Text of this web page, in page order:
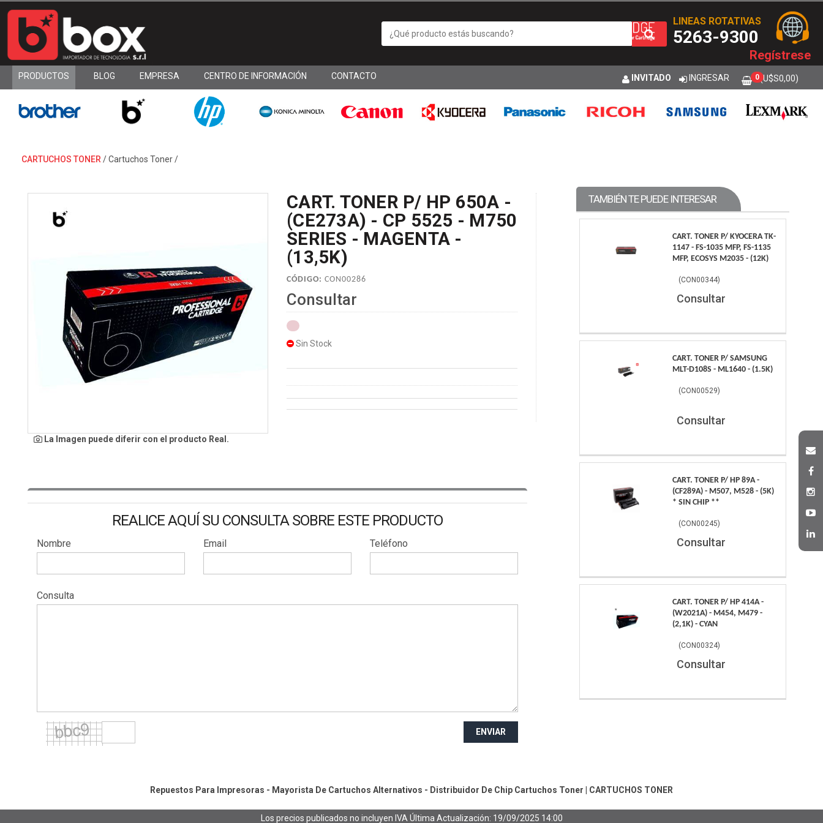
INVITADO INGRESAR 0 (U$S0,00)
PRODUCTOS BLOG EMPRESA CENTRO DE INFORMACIÓN CONTACTO
LINEAS ROTATIVAS
5263-9300
Regístrese
CARTUCHOS TONER /Cartuchos Toner/
La Imagen puede diferir con el producto Real.
CART. TONER P/ HP 650A -
(CE273A) - CP 5525 - M750
SERIES - MAGENTA -
(13,5K)
CÓDIGO: CON00286
Consultar
Sin Stock
REALICE AQUÍ SU CONSULTA SOBRE ESTE PRODUCTO
Nombre Email Teléfono
Consulta
ENVIAR
TAMBIÉN TE PUEDE INTERESAR
CART. TONER P/ KYOCERA TK-
1147 - FS-1035 MFP, FS-1135
MFP, ECOSYS M2035 - (12K)
(CON00344)
Consultar
CART. TONER P/ SAMSUNG
MLT-D108S - ML1640 - (1.5K)
(CON00529)
Consultar
CART. TONER P/ HP 89A -
(CF289A) - M507, M528 - (5K)
* SIN CHIP **
(CON00245)
Consultar
CART. TONER P/ HP 414A -
(W2021A) - M454, M479 -
(2,1K) - CYAN
(CON00324)
Consultar
Repuestos Para Impresoras - Mayorista De Cartuchos Alternativos - Distribuidor De Chip Cartuchos Toner CARTUCHOS TONER
Los precios publicados no incluyen IVA Última Actualización: 19/09/2025 14:00